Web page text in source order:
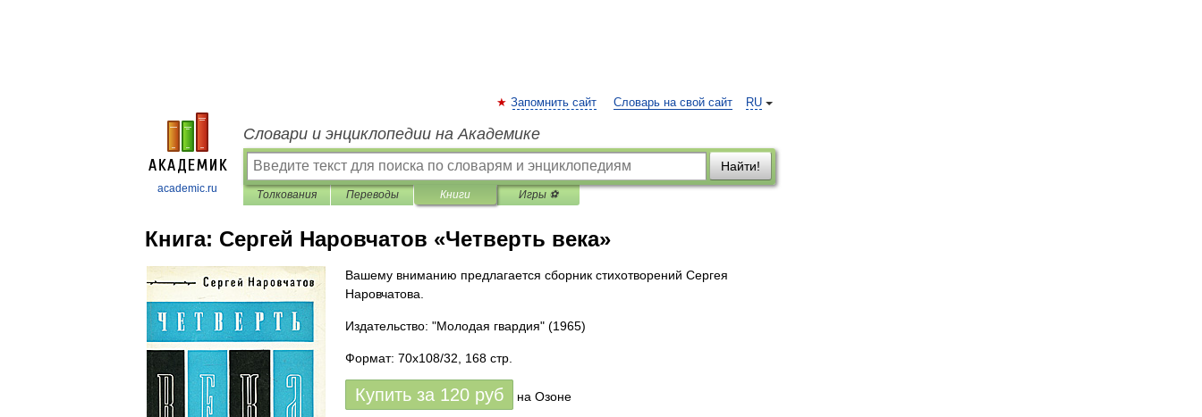
academic.ru
RU
Запомнить сайт Словарь на свой сайт
Словари и энциклопедии на Академике
Найти!
Толкования Переводы Книги Игры ⚽
Книга: Сергей Наровчатов «Четверть века»
Вашему вниманию предлагается сборник стихотворений Сергея
Наровчатова.
Издательство: "Молодая гвардия" (1965)
Формат: 70x108/32, 168 стр.
Купить за 120 руб на Озоне